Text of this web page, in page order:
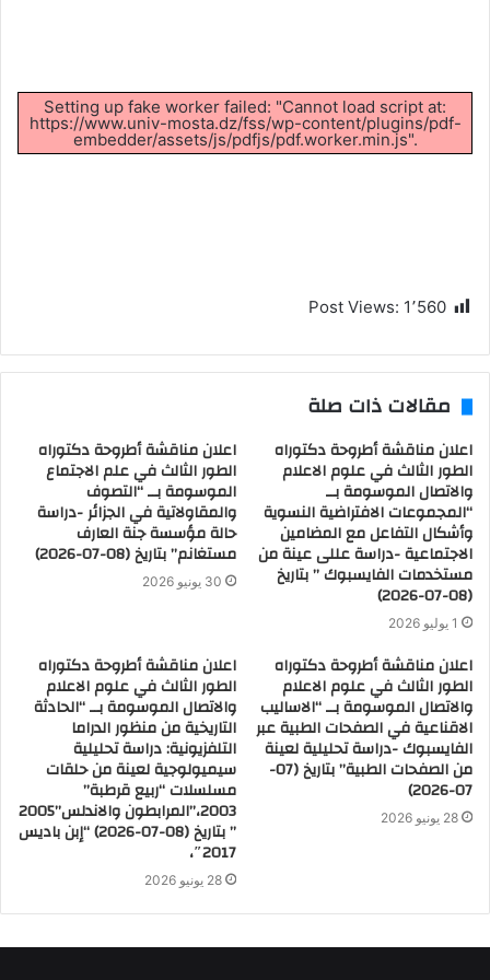
Setting up fake worker failed: "Cannot load script at:
https://www.univ-mosta.dz/fss/wp-content/plugins/pdf-
embedder/assets/js/pdfjs/pdf.worker.min.js".
Post Views: 1٬560
مقالات ذات صلة
اعلان مناقشة أطروحة دكتوراه
الطور الثالث في علوم الاعلام
والاتصال الموسومة بــ
“المجموعات الافتراضية النسوية
وأشكال التفاعل مع المضامين
الاجتماعية -دراسة عللى عينة من
مستخدمات الفايسبوك ” بتاريخ
(08-07-2026)
1 يوليو 2026
اعلان مناقشة أطروحة دكتوراه
الطور الثالث في علم الاجتماع
الموسومة بــ “التصوف
والمقاولاتية في الجزائر -دراسة
حالة مؤسسة جنة العارف
مستغانم” بتاريخ (08-07-2026)
30 يونيو 2026
اعلان مناقشة أطروحة دكتوراه
الطور الثالث في علوم الاعلام
والاتصال الموسومة بــ “الاساليب
الاقناعية في الصفحات الطبية عبر
الفايسبوك -دراسة تحليلية لعينة
من الصفحات الطبية” بتاريخ (07-
07-2026)
28 يونيو 2026
اعلان مناقشة أطروحة دكتوراه
الطور الثالث في علوم الاعلام
والاتصال الموسومة بــ “الحادثة
التاريخية من منظور الدراما
التلفزيونية: دراسة تحليلية
سيميولوجية لعينة من حلقات
مسلسلات “ربيع قرطبة”
2003،”المرابطون والاندلس”2005
” بتاريخ (08-07-2026) “إبن باديس
2017″،
28 يونيو 2026